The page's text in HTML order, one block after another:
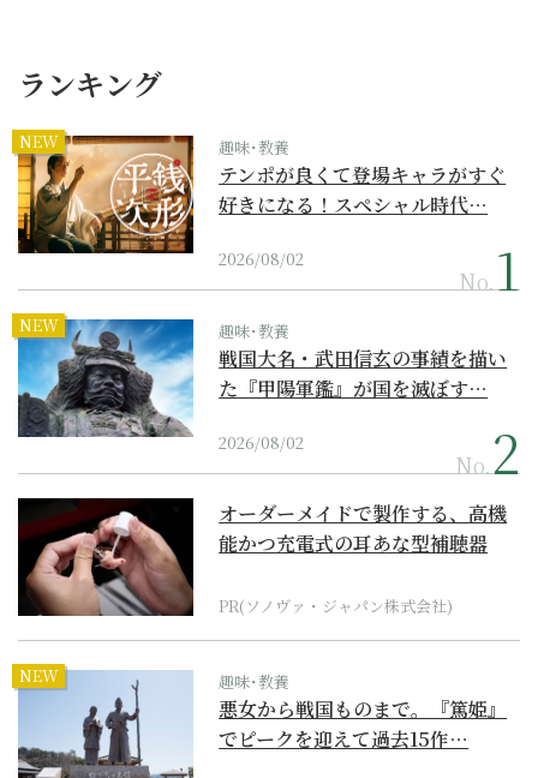
ランキング
NEW 趣味･教養
テンポが良くて登場キャラがすぐ
好きになる！スペシャル時代…
2026/08/02
No.
NEW 趣味･教養
戦国大名・武田信玄の事績を描い
た『甲陽軍鑑』が国を滅ぼす…
2026/08/02
No.
オーダーメイドで製作する、高機
能かつ充電式の耳あな型補聴器
PR(ソノヴァ・ジャパン株式会社)
NEW 趣味･教養
悪女から戦国ものまで。『篤姫』
でピークを迎えて過去15作…